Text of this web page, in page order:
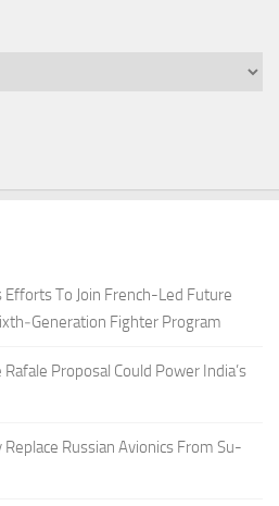
To Join French-Led Future
Fighter Program
Rafale Proposal Could Power India’s
Russian Avionics From Su-